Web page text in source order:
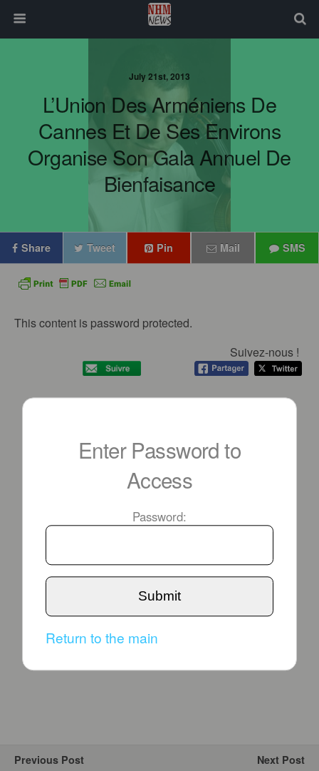
July 21st, 2013
L’Union Des Arméniens De
Cannes Et De Ses Environs
Organise Son Gala Annuel De
Bienfaisance
Share Tweet Pin Mail SMS
This content is password protected.
Suivez-nous !
Previous Post Next Post
Enter Password to
Access
Password:
Submit
Return to the main